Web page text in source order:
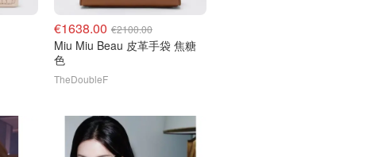
€1638.00 €2100.00
Miu Miu Beau 皮革手袋 焦糖
色
TheDoubleF